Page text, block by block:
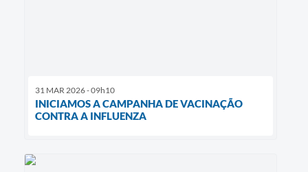
31 MAR 2026 - 09h10
INICIAMOS A CAMPANHA DE VACINAÇÃO
CONTRA A INFLUENZA